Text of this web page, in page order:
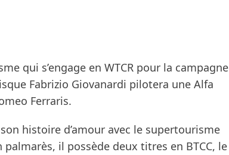
qui s’engage en WTCR pour la campagne
Fabrizio Giovanardi pilotera une Alfa
Ferraris.
histoire d’amour avec le supertourisme
il possède deux titres en BTCC, le